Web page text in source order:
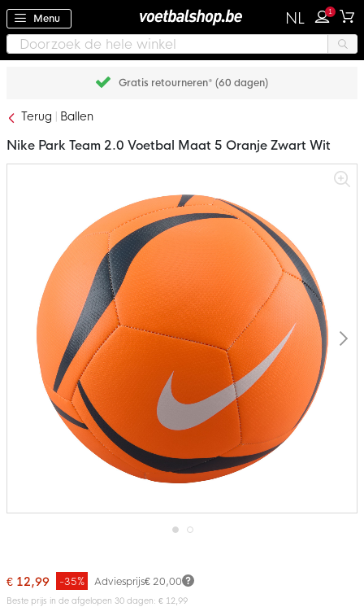
Menu NL 1
Gratis retourneren* (60 dagen)
Terug Ballen
begin
van
Nike Park Team 2.0 Voetbal Maat 5 Oranje Zwart Wit
€ 12,99 Adviesprijs€ 20,00
-35%
Beste prijs in de afgelopen 30 dagen: € 12,99